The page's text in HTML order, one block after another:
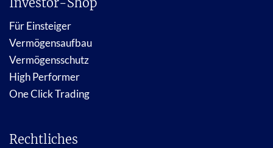
Für Einsteiger
Vermögensaufbau
Vermögensschutz
High Performer
One Click Trading
Rechtliches